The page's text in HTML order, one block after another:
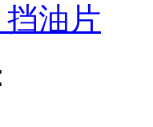
挡油片